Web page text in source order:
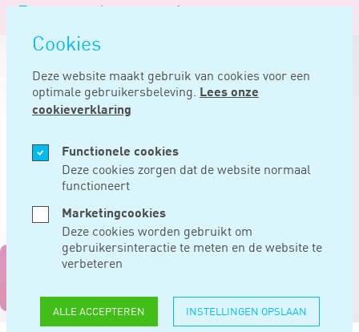
overslaan
Cookies
Deze website maakt gebruik van cookies voor een
optimale gebruikersbeleving. Lees onze
cookieverklaring
Functionele cookies
Deze cookies zorgen dat de website normaal
functioneert
Marketingcookies
Deze cookies worden gebruikt om
gebruikersinteractie te meten en de website te
verbeteren
ALLE ACCEPTEREN INSTELLINGEN OPSLAAN
Logo
Noord
Negentig
'Meer bespreken dan